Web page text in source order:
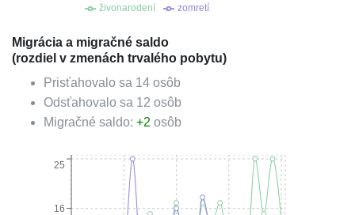
živonarodení zomretí
Migrácia a migračné saldo
(rozdiel v zmenách trvalého pobytu)
Prisťahovalo sa 14 osôb
Odsťahovalo sa 12 osôb
Migračné saldo: +2 osôb
16
25